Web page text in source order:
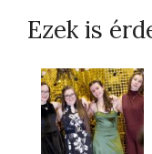
Ezek is